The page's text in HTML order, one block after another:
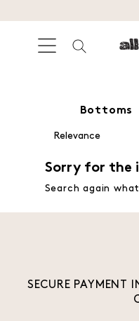
Bottoms
Sorry for the
Search again
SECURE PAYMENT